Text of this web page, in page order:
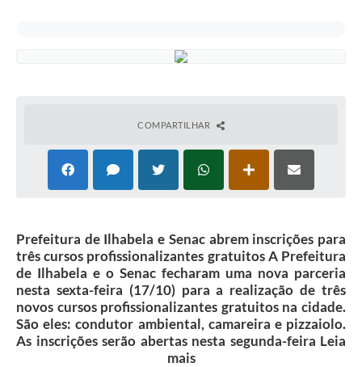
COMPARTILHAR
Prefeitura de Ilhabela e Senac abrem inscrições para
três cursos profissionalizantes gratuitos A Prefeitura
de Ilhabela e o Senac fecharam uma nova parceria
nesta sexta-feira (17/10) para a realização de três
novos cursos profissionalizantes gratuitos na cidade.
São eles: condutor ambiental, camareira e pizzaiolo.
As inscrições serão abertas nesta segunda-feira Leia
mais